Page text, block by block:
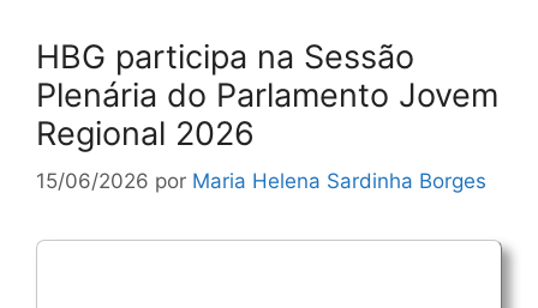
HBG participa na Sessão
Plenária do Parlamento Jovem
Regional 2026
15/06/2026 por Maria Helena Sardinha Borges